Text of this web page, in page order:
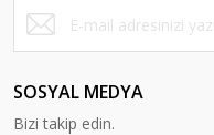
SOSYAL MEDYA
Bizi takip edin.